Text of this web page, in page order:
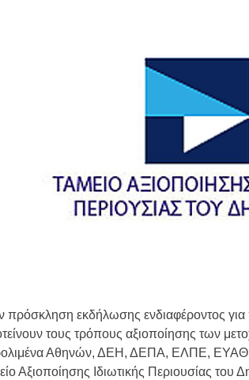
Ημερήσιο Δελτίο Τιμών
Τραπεζογραμματίων 4-3-2019
Κάθοδος αγροτών
πρόσκληση εκδήλωσης ενδιαφέροντος
τους τρόπους αξιοποίησης των
Αθηνών, ΔΕΗ, ΔΕΠΑ, ΕΛΠΕ,
Αξιοποίησης Ιδιωτικής Περιουσίας